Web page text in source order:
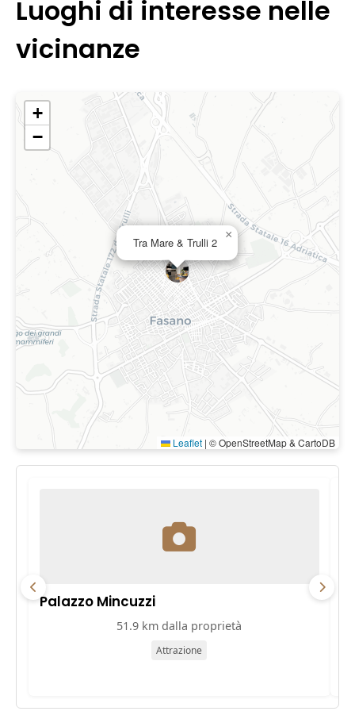
Luoghi di interesse nelle
vicinanze
Tra Mare & Trulli 2
×
+
−
Leaflet | © OpenStreetMap & CartoDB
Palazzo Mincuzzi
51.9 km dalla proprietà
Attrazione